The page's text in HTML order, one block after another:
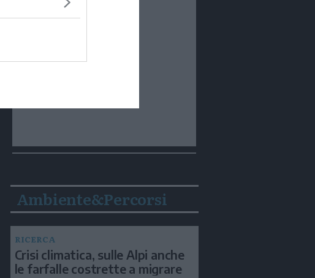
Ambiente&Percorsi
RICERCA
Crisi climatica, sulle Alpi anche
le farfalle costrette a migrare